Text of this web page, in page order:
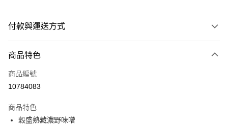
付款與運送方式
信用卡一次付款
LINE Pay
街口支付
商品特色
商品編號
10784083
商品特色
穀盛熟藏濃野味噌